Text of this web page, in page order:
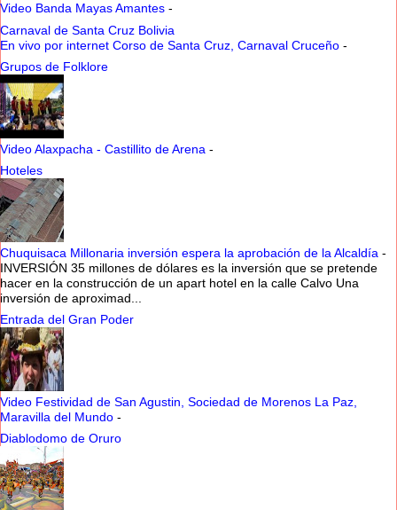
Video Banda Mayas Amantes -
Carnaval de Santa Cruz Bolivia
En vivo por internet Corso de Santa Cruz, Carnaval Cruceño -
Grupos de Folklore
Video Alaxpacha - Castillito de Arena -
Hoteles
Chuquisaca Millonaria inversión espera la aprobación de la Alcaldía -
INVERSIÓN 35 millones de dólares es la inversión que se pretende
hacer en la construcción de un apart hotel en la calle Calvo Una
inversión de aproximad...
Entrada del Gran Poder
Video Festividad de San Agustin, Sociedad de Morenos La Paz,
Maravilla del Mundo -
Diablodomo de Oruro